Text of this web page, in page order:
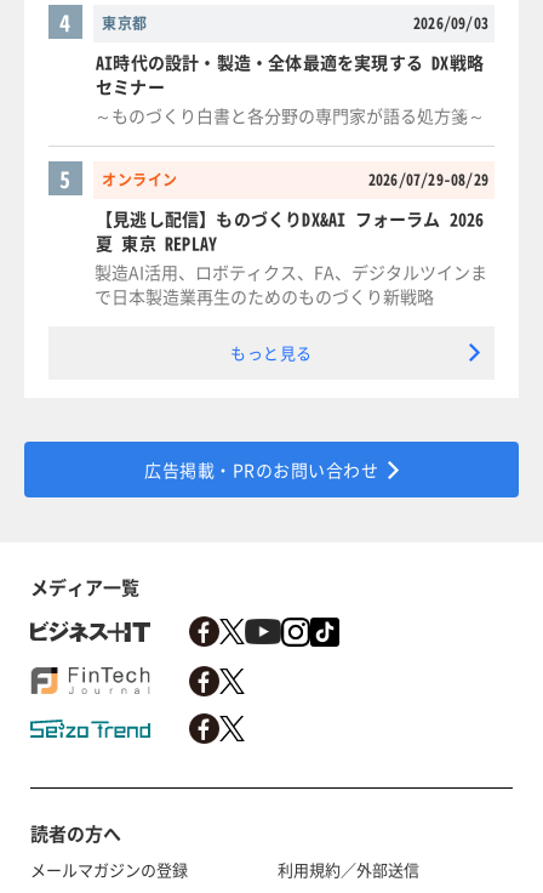
東京都 2026/09/03
4
AI時代の設計・製造・全体最適を実現する DX戦略
セミナー
～ものづくり白書と各分野の専門家が語る処方箋～
オンライン 2026/07/29-08/29
5
【見逃し配信】ものづくりDX&AI フォーラム 2026
夏 東京 REPLAY
製造AI活用、ロボティクス、FA、デジタルツインま
で日本製造業再生のためのものづくり新戦略
もっと見る
広告掲載・PRのお問い合わせ
メディア一覧
読者の方へ
メールマガジンの登録
利用規約／外部送信